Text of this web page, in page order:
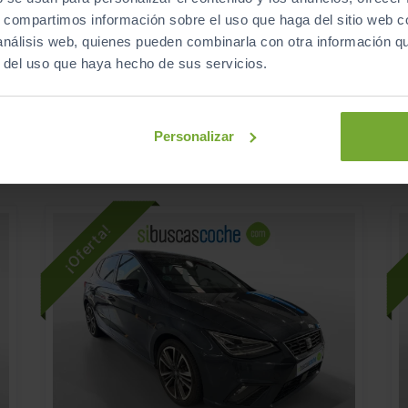
información sobre el uso que haga del sitio web
web, quienes pueden combinarla con otra información
uso que haya hecho de sus servicios.
Personalizar
€
SEAT IBIZA
1.0 TSI 85KW (115CV) FR XS
21.138
18.990 €
226
€/mes